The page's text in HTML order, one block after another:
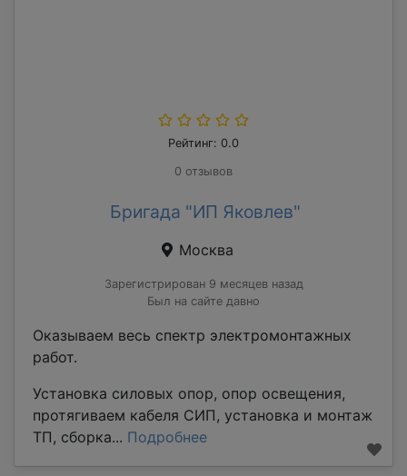
Рейтинг: 0.0
0 отзывов
Бригада "ИП Яковлев"
Москва
Зарегистрирован 9 месяцев назад
Был на сайте давно
Оказываем весь спектр электромонтажных
работ.
Установка силовых опор, опор освещения,
протягиваем кабеля СИП, установка и монтаж
ТП, сборка... Подробнее